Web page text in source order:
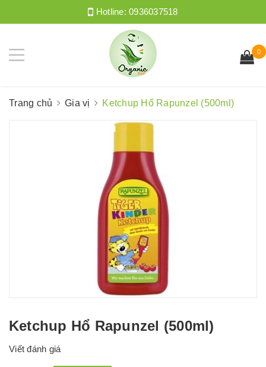
Hotline:0936037518
0
Trang chủ Gia vị Ketchup Hổ Rapunzel (500ml)
Ketchup Hổ Rapunzel (500ml)
Viết đánh giá